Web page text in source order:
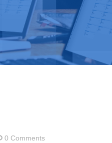
0 Comments